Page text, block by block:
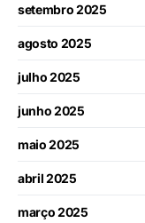
setembro 2025
agosto 2025
julho 2025
junho 2025
maio 2025
abril 2025
março 2025